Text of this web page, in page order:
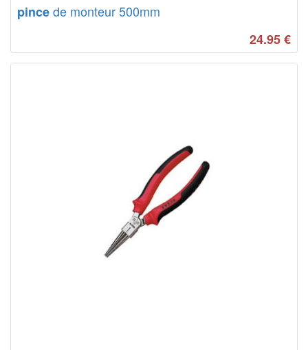
pincede monteur 500mm
24.95€